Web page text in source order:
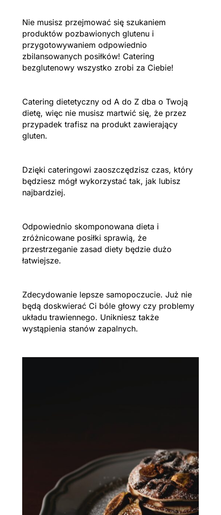
Nie musisz przejmować się szukaniem
produktów pozbawionych glutenu i
przygotowywaniem odpowiednio
zbilansowanych posiłków! Catering
bezglutenowy wszystko zrobi za Ciebie!
Catering dietetyczny od A do Z dba o Twoją
dietę, więc nie musisz martwić się, że przez
przypadek trafisz na produkt zawierający
gluten.
Dzięki cateringowi zaoszczędzisz czas, który
będziesz mógł wykorzystać tak, jak lubisz
najbardziej.
Odpowiednio skomponowana dieta i
zróżnicowane posiłki sprawią, że
przestrzeganie zasad diety będzie dużo
łatwiejsze.
Zdecydowanie lepsze samopoczucie. Już nie
będą doskwierać Ci bóle głowy czy problemy
układu trawiennego. Unikniesz także
wystąpienia stanów zapalnych.